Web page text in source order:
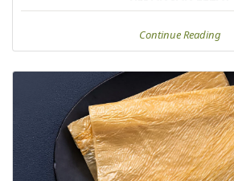
Continue Reading